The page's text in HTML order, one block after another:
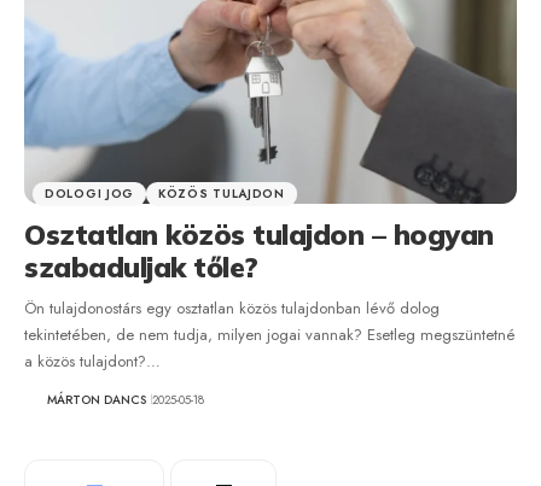
DOLOGI JOG KÖZÖS TULAJDON
Osztatlan közös tulajdon – hogyan
szabaduljak tőle?
Ön tulajdonostárs egy osztatlan közös tulajdonban lévő dolog
tekintetében, de nem tudja, milyen jogai vannak? Esetleg megszüntetné
a közös tulajdont?…
MÁRTON DANCS 2025-05-18